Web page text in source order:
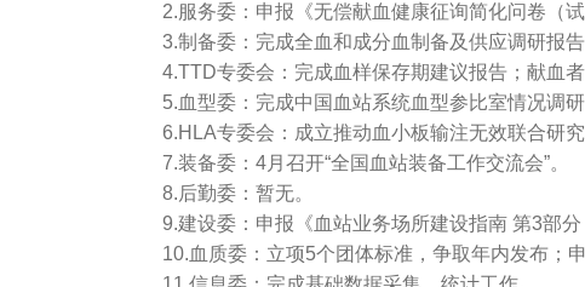
2.服务委：申报《无偿献血健康征询简化问卷（试
3.制备委：完成全血和成分血制备及供应调研报告
4.TTD专委会：完成血样保存期建议报告；献血者
5.血型委：完成中国血站系统血型参比室情况调研
6.HLA专委会：成立推动血小板输注无效联合研究
7.装备委：4月召开“全国血站装备工作交流会”。
8.后勤委：暂无。
9.建设委：申报《血站业务场所建设指南 第3部分
10.血质委：立项5个团体标准，争取年内发布；申